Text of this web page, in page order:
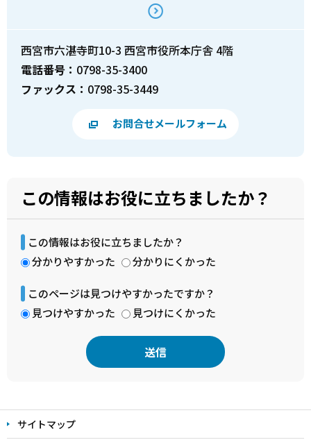
西宮市六湛寺町10-3 西宮市役所本庁舎 4階
電話番号： 0798-35-3400
ファックス： 0798-35-3449
お問合せメールフォーム
この情報はお役に立ちましたか？
この情報はお役に立ちましたか？
分かりやすかった
分かりにくかった
このページは見つけやすかったですか？
見つけやすかった
見つけにくかった
文
こ サイトマップ